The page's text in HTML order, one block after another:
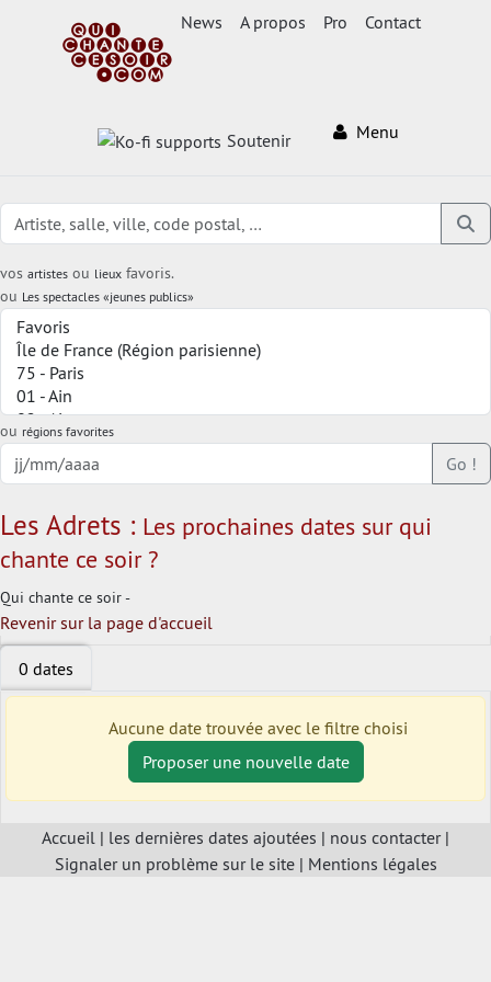
News A propos Pro Contact
Soutenir Menu
vos artistes ou lieux favoris.
ou Les spectacles «jeunes publics»
ou régions favorites
Go !
Les Adrets : Les prochaines dates sur qui
chante ce soir ?
Qui chante ce soir -
Revenir sur la page d'accueil
0 dates
Aucune date trouvée avec le filtre choisi
Proposer une nouvelle date
Accueil | les dernières dates ajoutées | nous contacter|
Signaler un problème sur le site| Mentions légales